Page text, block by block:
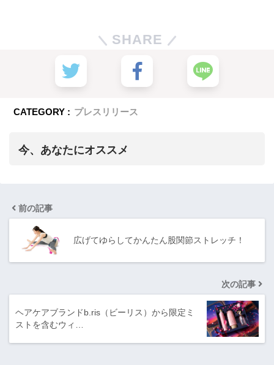
SHARE
CATEGORY : プレスリリース
今、あなたにオススメ
前の記事
広げてゆらしてかんたん股関節ストレッチ！
次の記事
ヘアケアブランドb.ris（ビーリス）から限定ミ
ストを含むウィ…